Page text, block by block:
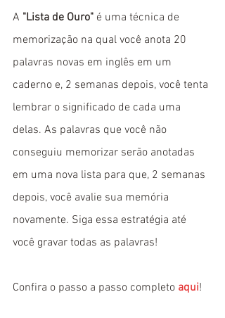
A "Lista de Ouro" é uma técnica de
memorização na qual você anota 20
palavras novas em inglês em um
caderno e, 2 semanas depois, você tenta
lembrar o significado de cada uma
delas. As palavras que você não
conseguiu memorizar serão anotadas
em uma nova lista para que, 2 semanas
depois, você avalie sua memória
novamente. Siga essa estratégia até
você gravar todas as palavras!
Confira o passo a passo completo aqui!